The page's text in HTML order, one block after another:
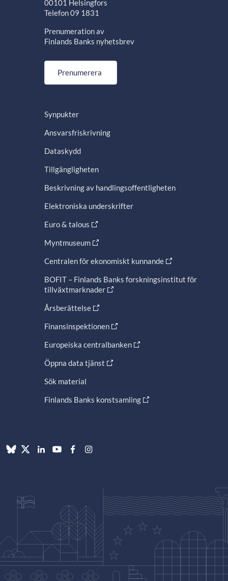
00101 Helsingfors
Telefon 09 1831
Prenumeration av
Finlands Banks nyhetsbrev
Prenumerera
Synpukter
Ansvarsfriskrivning
Dataskydd
Tillgängligheten
Beskrivning av handlingsoffentligheten
Elektroniska underskrifter
Euro & talous
Myntmuseum
Centralen för ekonomiskt kunnande
BOFIT – Finlands Banks forskningsinstitut för
tillväxtmarknader
Årsberättelse
Finansinspektionen
Europeiska centralbanken
Öppna data tjänst
Sök material
Finlands Banks konstsamling